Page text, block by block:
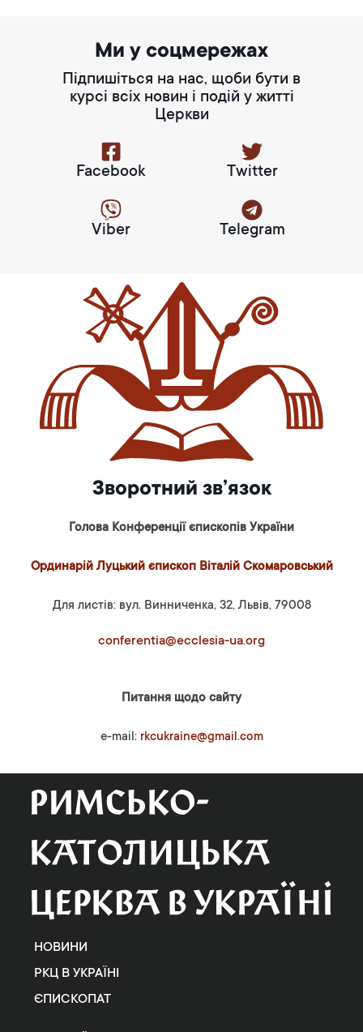
Ми у соцмережах
Підпишіться на нас, щоби бути в
курсі всіх новин і подій у житті
Церкви
Facebook Twitter
Viber Telegram
Зворотний зв’язок
Голова Конференції єпископів України
Ординарій Луцький єпископ Віталій Скомаровський
Для листів: вул. Винниченка, 32, Львів, 79008
conferentia@ecclesia-ua.org
Питання щодо сайту
e-mail: rkcukraine@gmail.com
НОВИНИ
РКЦ В УКРАЇНІ
ЄПИСКОПАТ